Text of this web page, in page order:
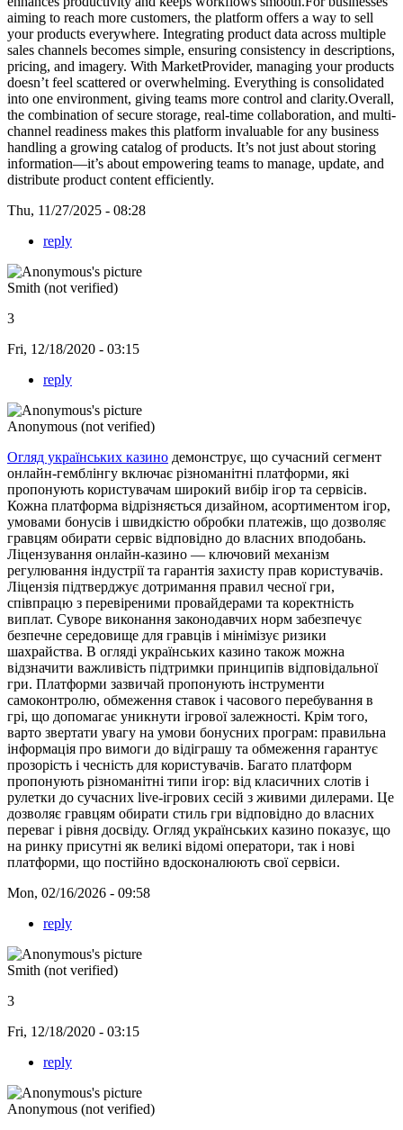
aiming to reach more customers, the platform offers a way to sell
your products everywhere. Integrating product data across multiple
sales channels becomes simple, ensuring consistency in descriptions,
pricing, and imagery. With MarketProvider, managing your products
doesn’t feel scattered or overwhelming. Everything is consolidated
into one environment, giving teams more control and clarity.Overall,
the combination of secure storage, real-time collaboration, and multi-
channel readiness makes this platform invaluable for any business
handling a growing catalog of products. It’s not just about storing
information—it’s about empowering teams to manage, update, and
distribute product content efficiently.
Thu, 11/27/2025 - 08:28
reply
Smith (not verified)
3
Fri, 12/18/2020 - 03:15
reply
Anonymous (not verified)
Огляд українських казино демонструє, що сучасний сегмент
онлайн-гемблінгу включає різноманітні платформи, які
пропонують користувачам широкий вибір ігор та сервісів.
Кожна платформа відрізняється дизайном, асортиментом ігор,
умовами бонусів і швидкістю обробки платежів, що дозволяє
гравцям обирати сервіс відповідно до власних вподобань.
Ліцензування онлайн-казино — ключовий механізм
регулювання індустрії та гарантія захисту прав користувачів.
Ліцензія підтверджує дотримання правил чесної гри,
співпрацю з перевіреними провайдерами та коректність
виплат. Суворе виконання законодавчих норм забезпечує
безпечне середовище для гравців і мінімізує ризики
шахрайства. В огляді українських казино також можна
відзначити важливість підтримки принципів відповідальної
гри. Платформи зазвичай пропонують інструменти
самоконтролю, обмеження ставок і часового перебування в
грі, що допомагає уникнути ігрової залежності. Крім того,
варто звертати увагу на умови бонусних програм: правильна
інформація про вимоги до відіграшу та обмеження гарантує
прозорість і чесність для користувачів. Багато платформ
пропонують різноманітні типи ігор: від класичних слотів і
рулетки до сучасних live-ігрових сесій з живими дилерами. Це
дозволяє гравцям обирати стиль гри відповідно до власних
переваг і рівня досвіду. Огляд українських казино показує, що
на ринку присутні як великі відомі оператори, так і нові
платформи, що постійно вдосконалюють свої сервіси.
Mon, 02/16/2026 - 09:58
reply
Smith (not verified)
3
Fri, 12/18/2020 - 03:15
reply
Anonymous (not verified)